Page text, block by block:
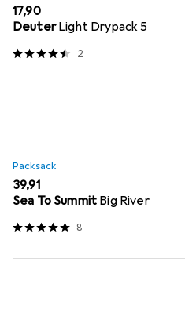
EUR
17,90
Deuter Light Drypack 5
2
Packsack
EUR
39,91
Sea To Summit Big River
8